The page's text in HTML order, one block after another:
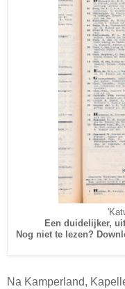
Een duidelijker,
Nog niet te lezen?
Na Kamperland,